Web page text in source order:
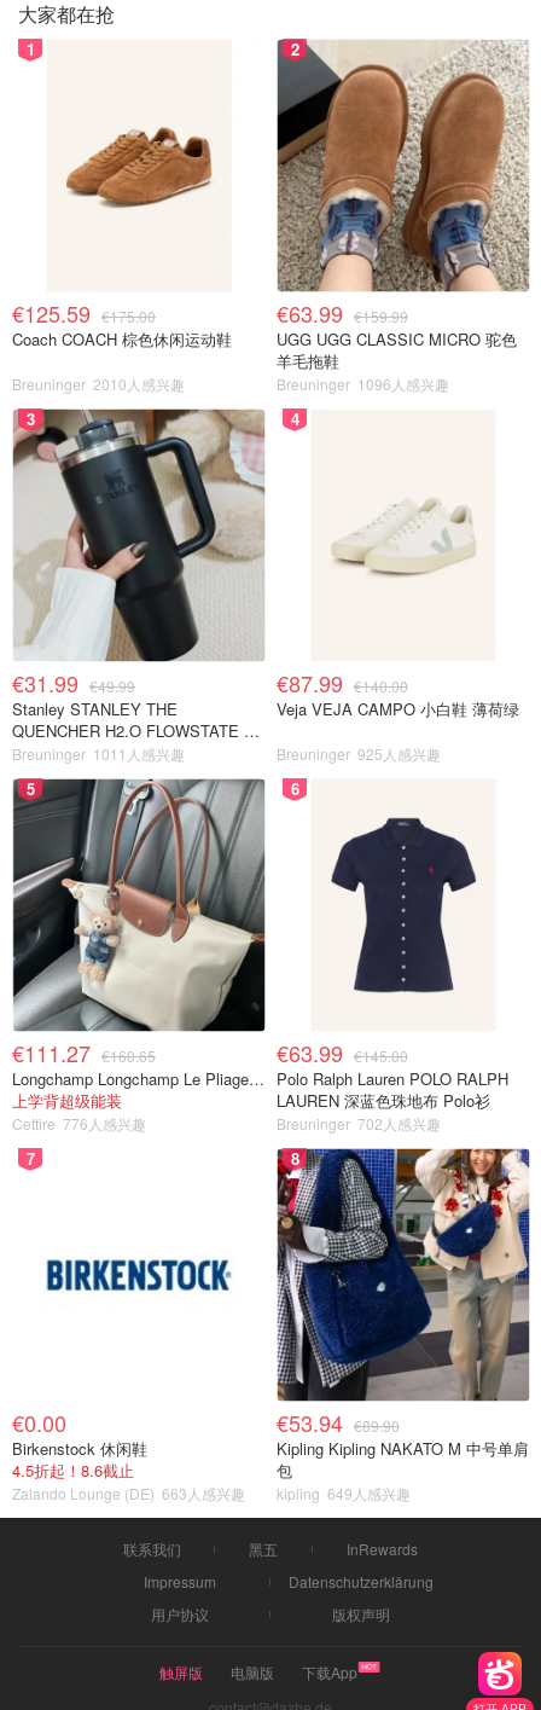
大家都在抢
1
€125.59 €175.00
Coach COACH 棕色休闲运动鞋
Breuninger 2010人感兴趣
2
€63.99 €159.99
UGG UGG CLASSIC MICRO 驼色
羊毛拖鞋
Breuninger 1096人感兴趣
3
€31.99 €49.99
Stanley STANLEY THE
QUENCHER H2.O FLOWSTATE 保
温杯 1.18L 黑色
Breuninger 1011人感兴趣
4
€87.99 €140.00
Veja VEJA CAMPO 小白鞋 薄荷绿
Breuninger 925人感兴趣
5
€111.27 €160.65
Longchamp Longchamp Le Pliage 大号手提包
上学背超级能装
Cettire 776人感兴趣
6
€63.99 €145.00
Polo Ralph Lauren POLO RALPH
LAUREN 深蓝色珠地布 Polo衫
Breuninger 702人感兴趣
7
€0.00
Birkenstock 休闲鞋
4.5折起！8.6截止
Zalando Lounge (DE) 663人感兴趣
8
€53.94 €89.90
Kipling Kipling NAKATO M 中号单肩
包
kipling 649人感兴趣
联系我们 黑五
InRewards
Impressum
Datenschutzerklärung
用户协议
版权声明
触屏版 电脑版
下载App